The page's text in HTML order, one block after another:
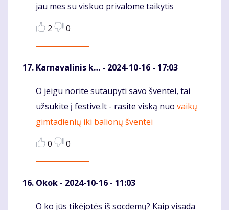
jau mes su viskuo privalome taikytis
2
0
Karnavalinis k… - 2024-10-16 - 17:03
Komentaras
O jeigu norite sutaupyti savo šventei, tai
užsukite į festive.lt - rasite viską nuo vaikų
gimtadienių iki balionų šventei
0
0
Okok - 2024-10-16 - 11:03
O ko jūs tikėjotės iš socdemų? Kaip visada